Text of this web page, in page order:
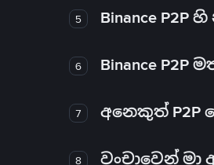
5 Binance
6 Binance
7 අනෙකුත් P2P
8 වංචාවෙන් මා